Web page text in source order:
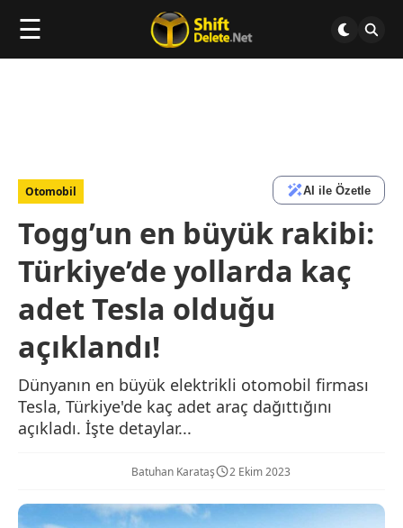
☰
Otomobil AI ile Özetle
Togg’un en büyük rakibi:
Türkiye’de yollarda kaç
adet Tesla olduğu
açıklandı!
Dünyanın en büyük elektrikli otomobil firması
Tesla, Türkiye'de kaç adet araç dağıttığını
açıkladı. İşte detaylar...
Batuhan Karataş 2 Ekim 2023